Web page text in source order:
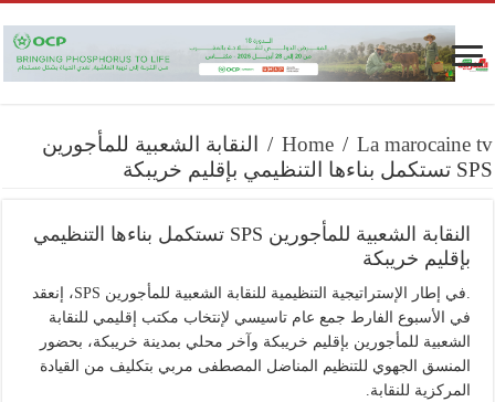
Home / La marocaine tv
/
النقابة الشعبية للمأجورين
SPS تستكمل بناءها التنظيمي بإقليم خريبكة
النقابة الشعبية للمأجورين SPS تستكمل بناءها التنظيمي
بإقليم خريبكة
.في إطار الإستراتيجية التنظيمية للنقابة الشعبية للمأجورين SPS، إنعقد
في الأسبوع الفارط جمع عام تاسيسي لإنتخاب مكتب إقليمي للنقابة
الشعبية للمأجورين بإقليم خريبكة وآخر محلي بمدينة خريبكة، بحضور
المنسق الجهوي للتنظيم المناضل المصطفى مربي بتكليف من القيادة
المركزية للنقابة.